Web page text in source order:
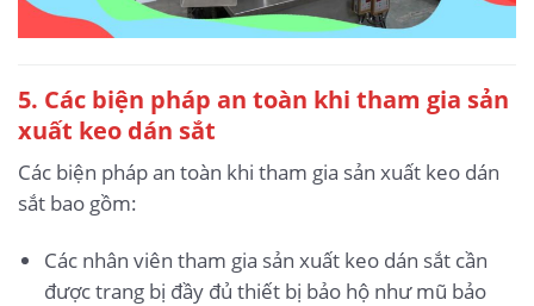
5. Các biện pháp an toàn khi tham gia sản
xuất keo dán sắt
Các biện pháp an toàn khi tham gia sản xuất keo dán
sắt bao gồm:
Các nhân viên tham gia sản xuất keo dán sắt cần
được trang bị đầy đủ thiết bị bảo hộ như mũ bảo